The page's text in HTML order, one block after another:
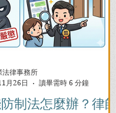
制法怎麼辦？律師
法律事務所
月26日
讀畢需時 6 分鐘